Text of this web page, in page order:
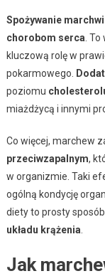
Spożywanie marchwi
chorobom serca .
kluczową rolę w
pokarmowego.
poziomu
miażdżycą i innymi
Co więcej, marchew
przeciwzapalnym,
w organizmie. Taki
ogólną kondycję
diety to prosty
układu krążenia
Jak